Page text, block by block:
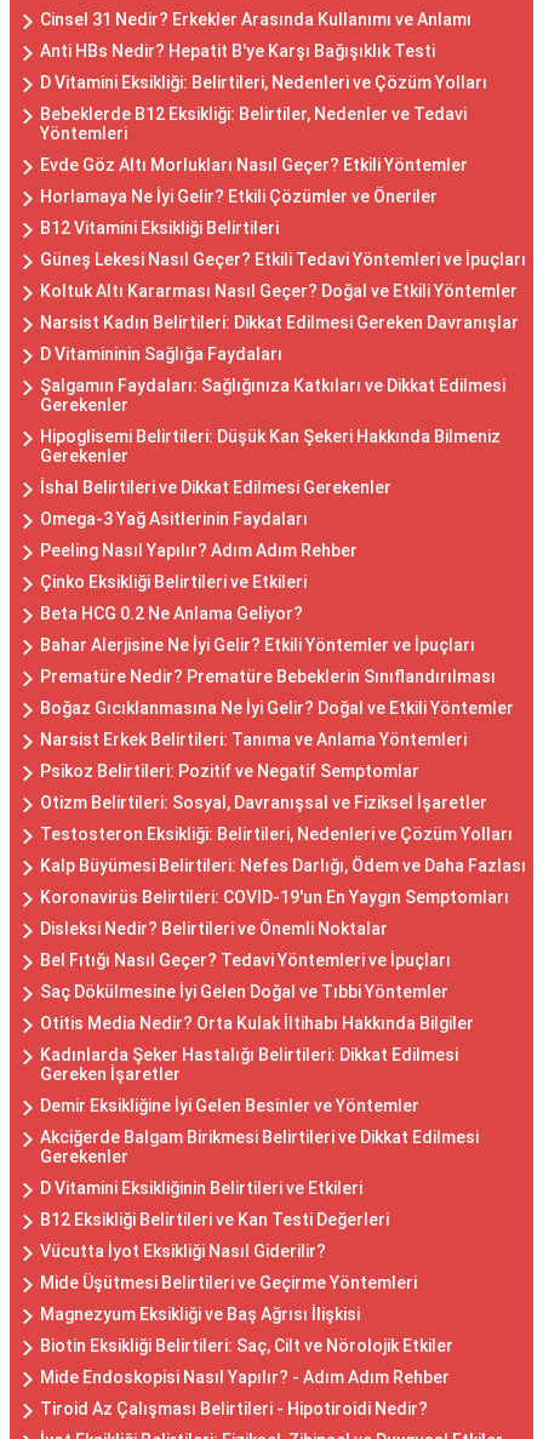
Cinsel 31 Nedir? Erkekler Arasında Kullanımı ve Anlamı
Anti HBs Nedir? Hepatit B'ye Karşı Bağışıklık Testi
D Vitamini Eksikliği: Belirtileri, Nedenleri ve Çözüm Yolları
Bebeklerde B12 Eksikliği: Belirtiler, Nedenler ve Tedavi
Yöntemleri
Evde Göz Altı Morlukları Nasıl Geçer? Etkili Yöntemler
Horlamaya Ne İyi Gelir? Etkili Çözümler ve Öneriler
B12 Vitamini Eksikliği Belirtileri
Güneş Lekesi Nasıl Geçer? Etkili Tedavi Yöntemleri ve İpuçları
Koltuk Altı Kararması Nasıl Geçer? Doğal ve Etkili Yöntemler
Narsist Kadın Belirtileri: Dikkat Edilmesi Gereken Davranışlar
D Vitamininin Sağlığa Faydaları
Şalgamın Faydaları: Sağlığınıza Katkıları ve Dikkat Edilmesi
Gerekenler
Hipoglisemi Belirtileri: Düşük Kan Şekeri Hakkında Bilmeniz
Gerekenler
İshal Belirtileri ve Dikkat Edilmesi Gerekenler
Omega-3 Yağ Asitlerinin Faydaları
Peeling Nasıl Yapılır? Adım Adım Rehber
Çinko Eksikliği Belirtileri ve Etkileri
Beta HCG 0.2 Ne Anlama Geliyor?
Bahar Alerjisine Ne İyi Gelir? Etkili Yöntemler ve İpuçları
Prematüre Nedir? Prematüre Bebeklerin Sınıflandırılması
Boğaz Gıcıklanmasına Ne İyi Gelir? Doğal ve Etkili Yöntemler
Narsist Erkek Belirtileri: Tanıma ve Anlama Yöntemleri
Psikoz Belirtileri: Pozitif ve Negatif Semptomlar
Otizm Belirtileri: Sosyal, Davranışsal ve Fiziksel İşaretler
Testosteron Eksikliği: Belirtileri, Nedenleri ve Çözüm Yolları
Kalp Büyümesi Belirtileri: Nefes Darlığı, Ödem ve Daha Fazlası
Koronavirüs Belirtileri: COVID-19'un En Yaygın Semptomları
Disleksi Nedir? Belirtileri ve Önemli Noktalar
Bel Fıtığı Nasıl Geçer? Tedavi Yöntemleri ve İpuçları
Saç Dökülmesine İyi Gelen Doğal ve Tıbbi Yöntemler
Otitis Media Nedir? Orta Kulak İltihabı Hakkında Bilgiler
Kadınlarda Şeker Hastalığı Belirtileri: Dikkat Edilmesi
Gereken İşaretler
Demir Eksikliğine İyi Gelen Besinler ve Yöntemler
Akciğerde Balgam Birikmesi Belirtileri ve Dikkat Edilmesi
Gerekenler
D Vitamini Eksikliğinin Belirtileri ve Etkileri
B12 Eksikliği Belirtileri ve Kan Testi Değerleri
Vücutta İyot Eksikliği Nasıl Giderilir?
Mide Üşütmesi Belirtileri ve Geçirme Yöntemleri
Magnezyum Eksikliği ve Baş Ağrısı İlişkisi
Biotin Eksikliği Belirtileri: Saç, Cilt ve Nörolojik Etkiler
Mide Endoskopisi Nasıl Yapılır? - Adım Adım Rehber
Tiroid Az Çalışması Belirtileri - Hipotiroidi Nedir?